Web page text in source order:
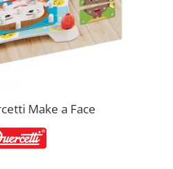
Make a Face